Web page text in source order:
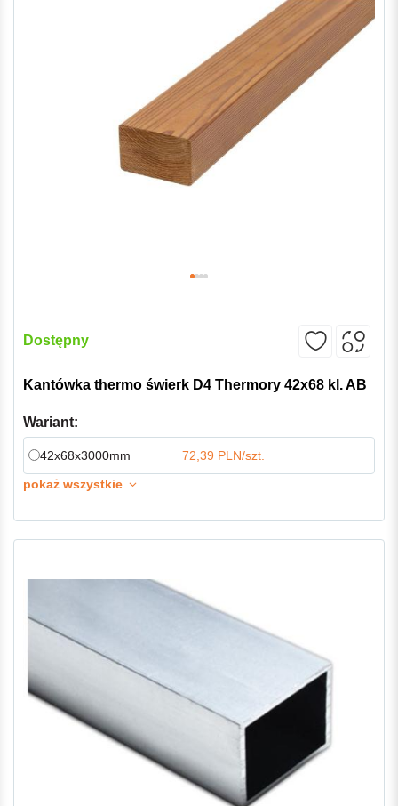
Dostępny
Kantówka thermo świerk D4 Thermory 42x68 kl. AB
Wariant:
42x68x3000mm
72,39 PLN/szt.
pokaż wszystkie